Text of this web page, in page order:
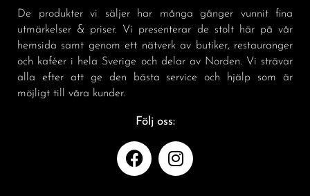
De produkter vi säljer har många gånger vunnit fina
utmärkelser & priser. Vi presenterar de stolt här på vår
hemsida samt genom ett nätverk av butiker, restauranger
och kaféer i hela Sverige och delar av Norden. Vi strävar
alla efter att ge den bästa service och hjälp som är
möjligt till våra kunder.
Följ oss: